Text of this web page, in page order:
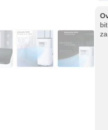
Kupovinu na rate možete